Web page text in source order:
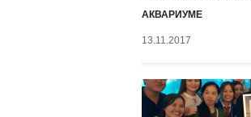
АКВАРИУМЕ
13.11.2017